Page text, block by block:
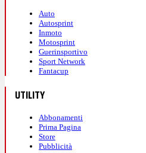
Auto
Autosprint
Inmoto
Motosprint
Guerinsportivo
Sport Network
Fantacup
UTILITY
Abbonamenti
Prima Pagina
Store
Pubblicità